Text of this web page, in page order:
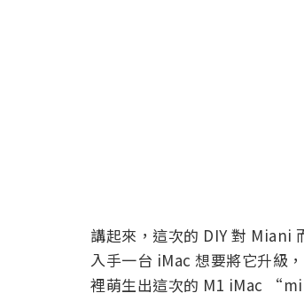
講起來，這次的 DIY 對 Miani
入手一台 iMac 想要將它升級
裡萌生出這次的 M1 iMac